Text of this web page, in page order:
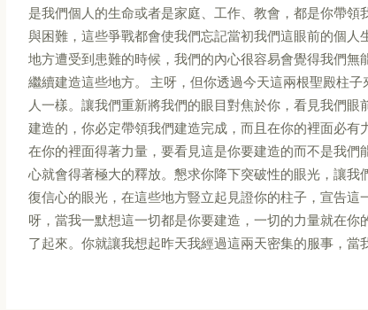
是我們個人的生命或者是家庭、工作、教會，都是你帶
與困難，這些爭戰都會使我們忘記當初我們這眼前的個
地方遭受到患難的時候，我們的內心很容易會覺得我們
繼續建造這些地方。 主呀，但你透過今天這兩根聖殿柱
人一樣。讓我們重新將我們的眼目對焦於你，看見我們
建造的，你必定帶領我們建造完成，而且在你的裡面必
在你的裡面得著力量，要看見這是你要建造的而不是我
心就會得著極大的釋放。懇求你降下突破性的眼光，讓
復信心的眼光，在這些地方豎立起見證你的柱子，宣告
呀，當我一默想這一切都是你要建造，一切的力量就在
了起來。你就讓我想起昨天我經過這兩天密集的服事，當